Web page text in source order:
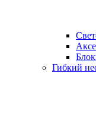
Гибкий